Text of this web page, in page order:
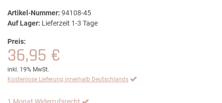
Artikel-Nummer: 94108-45
Auf Lager: Lieferzeit 1-3 Tage
Preis:
36,95 €
inkl. 19% MwSt.
Kostenlose Lieferung innerhalb Deutschlands